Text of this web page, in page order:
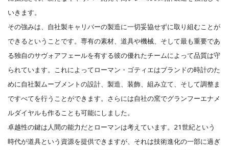
いきます。
その強みは、自社製キャリバーの製造に一切妥協せずに取り組むことが
できるということです。専有の素材、道具や機械、そして最も重要であ
る独自のサヴォアフェールを有する彼の優れたチームによって品質は守
られています。これによってローマン・ゴティエはブランドの時計のた
めに自社製ムーブメントの設計、製造、装飾、組み立て、そして調整ま
ですべてを行うことができます。さらには自社の窯でグランフーエナメ
ルダイヤルも作ることも可能にしました。
卓越性の鍵は人間の能力だとローマンは考えています。21世紀という
時代が道具という資源を提供できますが、それは技術進化の一部に過ぎ